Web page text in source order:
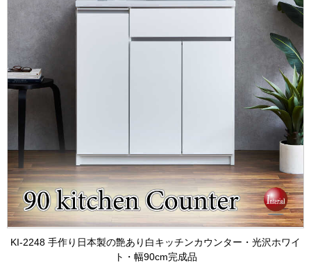
KI-2248 手作り日本製の艶あり白キッチンカウンター・光沢ホワイ
ト・幅90cm完成品